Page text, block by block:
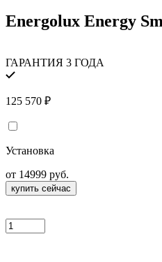
Energolux Energy
ГАРАНТИЯ 3 ГОДА
125 570 ₽
Установка
от 14999 руб.
купить сейчас